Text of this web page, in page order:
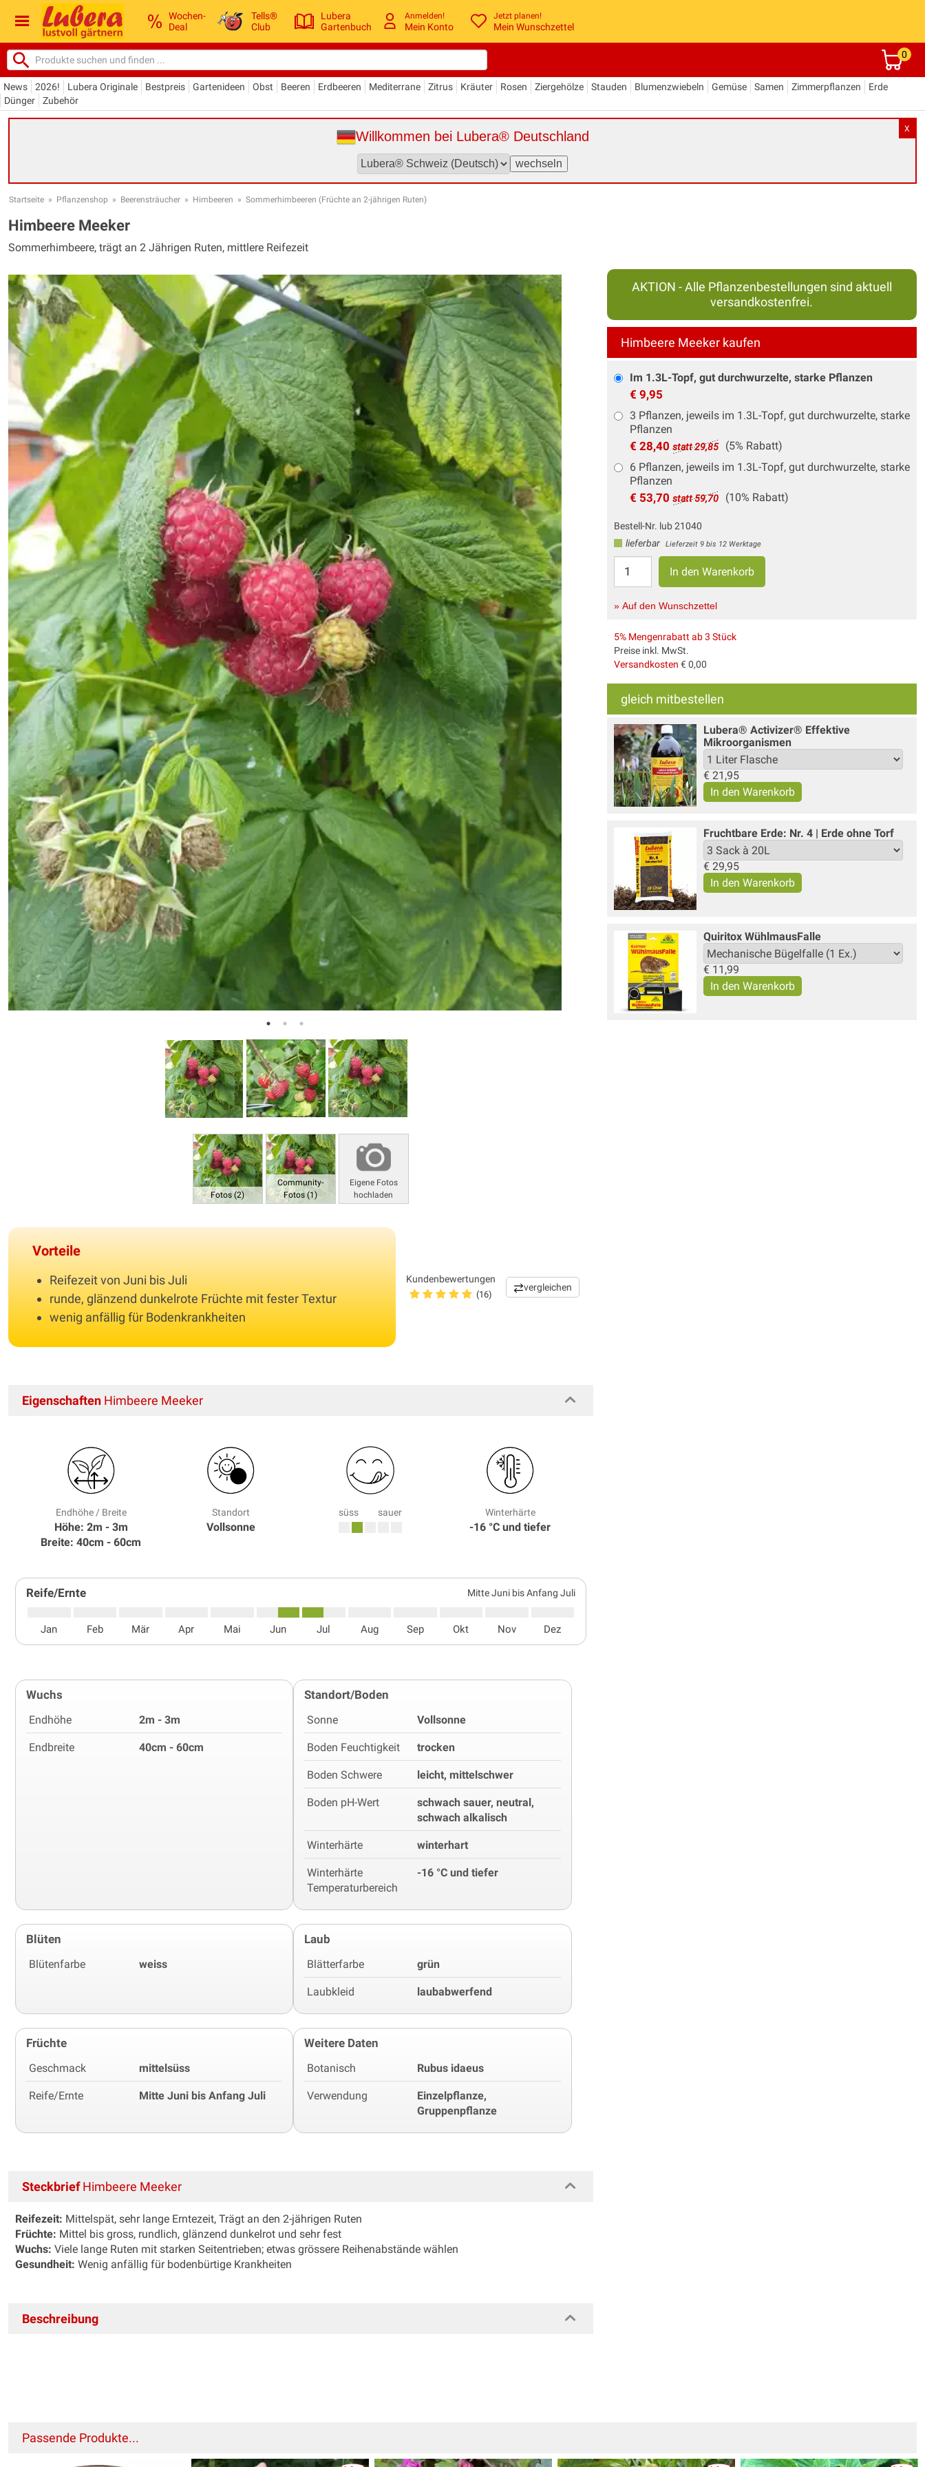
Wochen-
Deal
Tells®
Club
Lubera
Gartenbuch
Anmelden!
Mein Konto
Jetzt planen!
Mein Wunschzettel
0
News 2026! Lubera Originale Bestpreis Gartenideen Obst Beeren Erdbeeren Mediterrane Zitrus Kräuter Rosen Ziergehölze Stauden Blumenzwiebeln Gemüse Samen Zimmerpflanzen
Erde
Dünger
Zubehör
X
Willkommen bei Lubera® Deutschland
Startseite » Pflanzenshop » Beerensträucher » Himbeeren » Sommerhimbeeren (Früchte an 2-jährigen Ruten)
Himbeere Meeker
Sommerhimbeere, trägt an 2 Jährigen Ruten, mittlere Reifezeit
Fotos (2)
Community-
Fotos (1)
Eigene Fotos
hochladen
Vorteile
Reifezeit von Juni bis Juli
runde, glänzend dunkelrote Früchte mit fester Textur
wenig anfällig für Bodenkrankheiten
Kundenbewertungen
(16)
vergleichen
AKTION - Alle Pflanzenbestellungen sind aktuell
versandkostenfrei.
Himbeere Meeker kaufen
Im 1.3L-Topf, gut durchwurzelte, starke Pflanzen
€ 9,95
3 Pflanzen, jeweils im 1.3L-Topf, gut durchwurzelte, starke
Pflanzen
€ 28,40 statt 29,85
(5% Rabatt)
6 Pflanzen, jeweils im 1.3L-Topf, gut durchwurzelte, starke
Pflanzen
€ 53,70 statt 59,70 (10% Rabatt)
Bestell-Nr. lub 21040
lieferbar
Lieferzeit 9 bis 12 Werktage
» Auf den Wunschzettel
5% Mengenrabatt ab 3 Stück
Preise inkl. MwSt.
Versandkosten € 0,00
gleich mitbestellen
Lubera® Activizer® Effektive
Mikroorganismen
€ 21,95
Fruchtbare Erde: Nr. 4 | Erde ohne Torf
€ 29,95
Quiritox WühlmausFalle
€ 11,99
Eigenschaften Himbeere Meeker
Endhöhe / Breite
Höhe: 2m - 3m
Breite: 40cm - 60cm
Standort
Vollsonne
süss sauer Winterhärte
-16 °C und tiefer
Reife/Ernte Mitte Juni bis Anfang Juli
Jan Feb Mär Apr Mai Jun Jul Aug Sep Okt Nov Dez
Wuchs
Endhöhe 2m - 3m
Endbreite 40cm - 60cm
Standort/Boden
Sonne Vollsonne
Boden Feuchtigkeit trocken
Boden Schwere leicht, mittelschwer
Boden pH-Wert
schwach sauer, neutral,
schwach alkalisch
Winterhärte winterhart
Winterhärte
Temperaturbereich
-16 °C und tiefer
Blüten
Blütenfarbe weiss
Laub
Blätterfarbe grün
Laubkleid laubabwerfend
Früchte
Geschmack mittelsüss
Reife/Ernte Mitte Juni bis Anfang Juli
Weitere Daten
Botanisch Rubus idaeus
Verwendung
Einzelpflanze,
Gruppenpflanze
SteckbriefHimbeere Meeker
Reifezeit: Mittelspät, sehr lange Erntezeit, Trägt an den 2-jährigen Ruten
Früchte: Mittel bis gross, rundlich, glänzend dunkelrot und sehr fest
Wuchs: Viele lange Ruten mit starken Seitentrieben; etwas grössere Reihenabstände wählen
Gesundheit: Wenig anfällig für bodenbürtige Krankheiten
Beschreibung
Passende Produkte...